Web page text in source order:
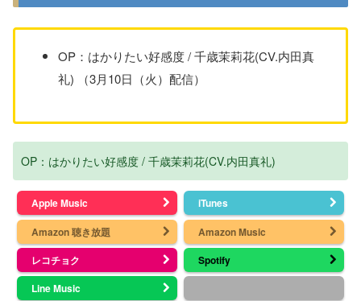
OP：はかりたい好感度 / 千歳茉莉花(CV.内田真
礼) （3月10日（火）配信）
OP：はかりたい好感度 / 千歳茉莉花(CV.内田真礼)
Apple Music
iTunes
Amazon 聴き放題
Amazon Music
レコチョク
Spotify
Line Music